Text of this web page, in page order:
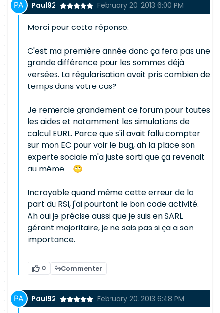
Paul92 February 20, 2013 6:00 PM
Merci pour cette réponse.
C'est ma première année donc ça fera pas une
grande différence pour les sommes déjà
versées. La régularisation avait pris combien de
temps dans votre cas?
Je remercie grandement ce forum pour toutes
les aides et notamment les simulations de
calcul EURL. Parce que s'il avait fallu compter
sur mon EC pour voir le bug, ah la place son
experte sociale m'a juste sorti que ça revenait
au même ... 🙄
Incroyable quand même cette erreur de la
part du RSI, j'ai pourtant le bon code activité.
Ah oui je précise aussi que je suis en SARL
gérant majoritaire, je ne sais pas si ça a son
importance.
0 Commenter
Paul92 February 20, 2013 6:48 PM